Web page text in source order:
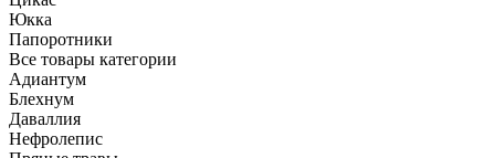
Юкка
Папоротники
Все товары категории
Адиантум
Блехнум
Даваллия
Нефролепис